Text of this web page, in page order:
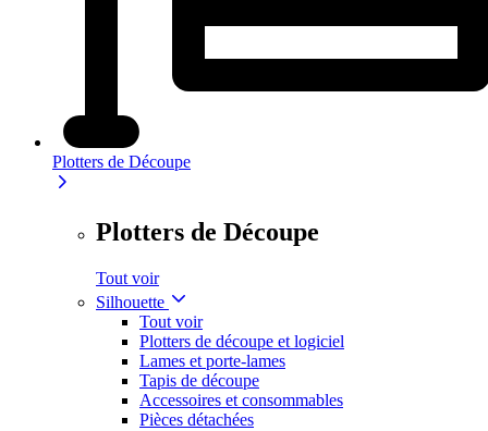
Plotters de Découpe
Plotters de Découpe
Tout voir
Silhouette
Tout voir
Plotters de découpe et logiciel
Lames et porte-lames
Tapis de découpe
Accessoires et consommables
Pièces détachées